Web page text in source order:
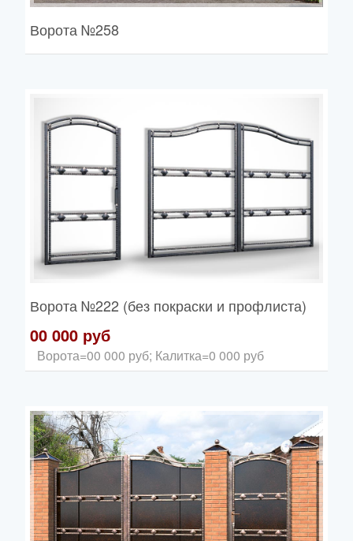
Ворота№258
Ворота№222 (без покраски и профлиста)
00 000 руб
Ворота=00 000 руб; Калитка=0 000 руб